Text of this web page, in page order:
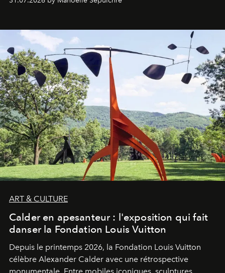
ART & CULTURE
Calder en apesanteur : l'exposition qui fait
danser la Fondation Louis Vuitton
Depuis le printemps 2026, la Fondation Louis Vuitton
célèbre Alexander Calder avec une rétrospective